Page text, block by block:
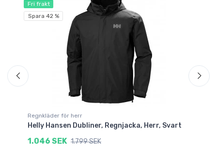
Fri frakt
Spara 42 %
Regnkläder för herr
Helly Hansen Dubliner, Regnjacka, Herr, Svart
1.046 SEK 1.799 SEK